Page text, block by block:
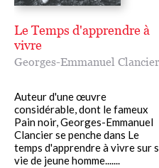
Le Temps d'apprendre à
vivre
Georges-Emmanuel Clancier
Auteur d'une œuvre
considérable, dont le fameux
Pain noir, Georges-Emmanuel
Clancier se penche dans Le
temps d'apprendre à vivre sur
vie de jeune homme.......